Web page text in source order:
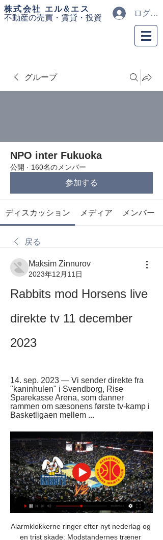
​株式会社 エル&エス
不動産の売買・ 賃貸・投資
ログイン
グループ
NPO inter Fukuoka
公開 · 160名のメンバー
参加する
ディスカッション メディア メンバー
戻る
Maksim Zinnurov
2023年12月11日
Rabbits mod Horsens live
direkte tv 11 december
2023
14. sep. 2023 — Vi sender direkte fra
"kaninhulen" i Svendborg, Rise
Sparekasse Arena, som danner
rammen om sæsonens første tv-kamp i
Basketligaen mellem ...
Alarmklokkerne ringer efter nyt nederlag og en trist skade: Modstandernes træner afslører, at FHK's stærke våben er læst og stækketAnnonce Forsiden netop nu Alarm 112 Her har tyvene slået til den seneste tid: Daniel fik tømt sit kælderrum, - nu går han alternative veje for at få sine ting tilbage Christine har brug for en operation for ikke at blive halshugget indefra: - Det føles, som om mit kranie er ved at flække Mørkklædt mand fanget på overvågning: Ni biler smadret og plyndret - især et område har været hårdt ramt Erhverv For abonnenter Derfor er kendt Fredericia-bageri ikke en del af redningen efter konkurs Fredericia Rundt plejehjem skulle egentlig hedde Colosseum: Så skred politikere ind Min beundring fra disse fredericianere er nærmest grænseløs Kendt bager genåbner efter konkurs Mest læste Er det her et varsel om kommende trafikkaos? Naboer er bekymrede over udsigt til storbyggeri og 900 nye arbejdspladser - Folk talte nærmest til mig som om, jeg var retarderet: Pernille blev kendt for at være dum på tv, nu er hun blevet jurist Seneste nyt 14. 

Nedrykningsspillet er åbent igen efter sejr i nøglekamp: - Det føles som meget, meget mere end en sejrSport For abonnenter For første gang siden sejren over TTH Holstebro den 22. september kunne Lemvig-Thyborøn Håndbolds spillere fredag aften fejre en sejr med deres hjemmefans. Og det gjorde de. Arkivfoto: Morten Stricker Lemvig-Thyborøn Håndbold trådte fredag aften i karakter i 'alt eller intet-kampen' hjemme mod Nordsjælland og tog et kæmpe skridt mod overlevelse. Morten Munk Strægaard mmst@dagbladetholstebro. dk Annonce Vilhelm Poulsen spillede en af sine bedste kampe for Lemvig-Thyborøn Håndbold og kunne sagtens have fortjent fansenes kåring af kampens spiller, som dog - ligeså fortjent - tilfaldt målmand Simon Egtved. 

Arkivfoto: Morten Stricker Mest læste Sport Trusler og uro fører til tomme tribuner i græsk fodbold Mahomes raser mod dommer efter NFL-nederlag Indland Årets Google-søgninger afslører danskernes træthed og kaffetrang Den evige oversidder afreagerer med træning og hækling Nedrykningsspillet er åbent igen efter sejr i nøglekamp: - Det føles som meget, meget mere end en sejr FAKTA: Sportsstjerner topper årets mest googlede personer Erhverv Ny forening vil være den stærke stemme, der kan tage debatten med de stærke folk bag energiprojekter: - Det er jo næsten rent Klondyke Stor dansk bager-kæde reddet fra hård konkurs: Redningsmanden er kendt for sin forkærlighed for forårsruller Forsiden netop nu Lemvig Frederik er udtaget til tømrerlandsholdet og vil være 'spillende træner' engang: - Det er min uddannelse, der er det vigtigste Leder Ib og Connie styrede lobbyismen frem - og tilbage Kultur Børnene puslede på biblioteket: - Forældre sætter pris på, at vi tilbyder en hyggelig formiddag Navne Ulrik døde i en alder af 35 år: Nu vil Carina sætte fokus på den forfærdelige sygdom, der blev konstateret, kort efter de blev kærester Håbet: At skabe verdens største vindmøllelaug omkring verdens største mølle Gravemaskinerne er gået i gang ved den gamle tankstation: Der er flere 'forretninger' på vej Butikskæde er taget under konkursbehandling: Lokal medejer har 'slet ingen kommentar' - Folk talte nærmest til mig som om, jeg var retarderet: Pernille blev kendt for at være dum på tv, nu er hun blevet jurist Seneste nyt 15. 

(live hd-) Randers mod Holbæk-Stenhus live direkte 8 decembe 2. nov. 2023 — LIVE direkte fra Forum Horsens, når Horsens IC tager imod Svendborg Rabbits. Rabbits mod Wolfpack live direkte tv 08.11.2023 Fodbold for 8.

Wolfpack mod Holbæk-Stenhus live direkte tv 02.11.2023 1. nov. 2023 — mod Holbæk-Stenhus, Bears Academy, BC Copenhagen og Horsens IC. Bakken Bears mod Rabbits live direkte tv 13. Bakken Bears har deltaget i ...

Lakes, Alps & Dolomites Private Tour 2022 (LIVE HD!) Wolfpack mod Stevnsgade direkte tv 27 oktober 2023 mod NM Finland og EM i Montenegro senere på sommeren. Lykkeligvis klarede Stevnsgades ...

Det tager tager dog ikke noget fra FC Fredericias indsats. Jesper Banke jeba@jfm. dk Annonce Lyngbys Andreas Bjelland diskuterer med dommeren efter sit røde kort, som faldt efter 28 sekunder af søndagens pokalkamp. Konsensus i presserummet i pausen var, at det røde kort var godt nok. Foto: Liselotte Sabroe Ritzau/Scanpix Michael Hansen smiler efter sejren over Lyngby. Til venstre for ham står Mikkel Fischer, som blev skiftet ud i pausen, fordi han havde fået gult kort. 

Team FOG Næstved mod Bakken Bears direkte tv 19/11 19. nov. 2023 — Rabbits mod Wolfpack live direkte tv 08.11.2023 Fodbold for 8. nov (STRØM) Horsens mod Team FOG Næstved live direkte 9 (STRØM) Horsens ...

divisionskamp Erhverv For abonnenter Stadig håb trods lukning: Forhandler om køb af bageri i Fredericia Stor dansk bager-kæde reddet fra hård konkurs: Redningsmanden er kendt for sin forkærlighed for forårsruller Forsiden netop nu Alarm 112 Her har tyvene slået til den seneste tid: Daniel fik tømt sit kælderrum, - nu går han alternative veje for at få sine ting tilbage Christine har brug for en operation for ikke at blive halshugget indefra: - Det føles, som om mit kranie er ved at flække Mørkklædt mand fanget på overvågning: Ni biler smadret og plyndret - især et område har været hårdt ramt Derfor er kendt Fredericia-bageri ikke en del af redningen efter konkurs Fredericia Rundt plejehjem skulle egentlig hedde Colosseum: Så skred politikere ind Min beundring fra disse fredericianere er nærmest grænseløs Kendt bager genåbner efter konkurs Er det her et varsel om kommende trafikkaos? Naboer er bekymrede over udsigt til storbyggeri og 900 nye arbejdspladser - Folk talte nærmest til mig som om, jeg var retarderet: Pernille blev kendt for at være dum på tv, nu er hun blevet jurist Seneste nyt 14. 

Amager Horsens direkte tv 5 november 2023 for 19 5. nov. 2023 — (((SE TV###))) Horsens Rabbits direkte live 14 september 202 13. sep. 2023 — BK AmagerBK Amager – Date / Time: Oct 7, 2022, 7:15 PM Venue: ...

(((Kigge på))) Rabbits mod Wolfpack live direkte tv 8 novemb 7. nov. 2023 — (Kigge på))) Rabbits mod Wolfpack live direkte tv 8 november 2023 for 6 dage siden — Live Sp for 6 TV<] Stevnsgade mod Team FOG Næstved live ...

Team FOG Næstved mod Rabbits direkte tv 1 - Warriors Inc. 31. okt. 2023 — Team FOG Næstved mod Rabbits direkte tv 1 november 2023 Live stream for 1 dag siden — Kampen er ugens tv-kamp og kan således følges på SPORT ...

Amager Team FOG Næstved live direkte 29 november 28. nov. 2023 — Team FOG Næstved mod Rabbits direkte tv 5 november 5. nov. 2023 — Amager mod Horsens live direkte 5 november 2023 for 1 time siden — Team FOG ...

På en græsplæne og i et lille skur gemt nede bag 11 fodboldbaner, knokler Kirstine for OL-drømmenSport For abonnenter Bueskytten Kirstine Danstrup Andersen er et af Holstebros største OL-håb, men det kan måske være en smule svært at se, når man se på de spartanske træningsforhold i Brøndby. Med varmeblæseren i hjørnet som et tydeligt eksempel. Foto: Louise Boo Hun er et seriøst bud på en vestjysk OL-medalje til sommer, men ellers er der ikke meget stjernestøv over Kirstine Danstrup Andersens hverdag. For pengene er små og træningsanlægget ganske beskedent, når man jagter drømmen om De Olympiske Lege på et discountbudget. 

Aldrig set bedre: Derfor sikrede FC Fredericia sig sit største resultat nogensinde ved at smide Lyngby ud af pokalturneringenFC Fredericia FC Fredericias spillere jubler efter slutfløjt af kampen mod Lyngby. De hoppede aldrig på Lyngbys limpind, og derfor blev sejren sikkert kørt hjem. Foto: Liselotte Sabroe/Ritzau Scanpix FC Fredericia vandt søndag med 1-0 over Lyngby i en kamp, hvor et direkte rødt kort efter 28 sekunder blev omdrejningspunktet. 

Træneren risikerede intet. Foto: Liselotte Sabroe/Ritzau Scanpix Mest læste FC Fredericia Aldrig set bedre: Derfor sikrede FC Fredericia sig sit største resultat nogensinde ved at smide Lyngby ud af pokalturneringen FC Fredericia bugserede Lyngby ud af pokalturneringen: Her er klubbens modstander i semifinalen Få alle detaljerne her: FC Fredericia tager en gigantisk skalp - tangerer klubbens bedste resultat nogensinde med sejr i Lyngby Nøglestatistik peger på FC Fredericia-avancement i pokalen - chancerne ser rigtig gode ud, hvis man kigger i fortiden Færøsk forstærkning til FC Fredericia: Målmand får kontrakt frem til sommeren 2026 Få alle detaljerne her: FC Fredericia vadede chancer men måtte nøjes med remis i årets sidste 1. 

Lastbil skabte kø på motorvejenAnnonce Forsiden netop nu Trafik De gule kantsten signalerer 'standsning forbudt', selv om bussens stoppesteder er nedlagt: - Men vi mangler parkeringspladser her på vejen Mad For abonnenter Michelin-kandidat laver markante ændringer: Ny køkkenchef og to restauranter samles under samme tag Mest læste Bilister får tyndslidte nerver - men må cyklisterne egentlig gerne overhale indenom? Byliv Endelig er der nyt liv i det hvide hus med de grønne vinduer: Familie går sammen om butik og café Debat Stiften mener om prissmæk på fornærmende ringe skraldeordning: Vi er totalt til grin for vores egne penge Erhverv Holch Povlsen bag gigantisk grøn satsning: Investerer op til 700 millioner kroner AGF Brøndby-fans sendte nattefyrværkeri efter AGF-spillerne inden pokalkamp - Folk talte nærmest til mig som om, jeg var retarderet: Pernille blev kendt for at være dum på tv, nu er hun blevet jurist Seneste nyt 14. 

Horsens Team FOG Næstved direkte live 9 november 2023 8. nov. 2023 — TV-kamp: Horsens IC mod Team FOG Næstved - BasketligaenFoto: MJ Horsens Team FOG Næstved mod Rabbits direkte tv 1 november 31. okt. 2023 ...

Rabbits mod Wolfpack live direkte tv 08.11.2023 Fodbold for 8. nov. 2023 — LIVE direkte fra Forum Horsens, når Horsens IC tager imod Svendborg Rabbits. TV-kamp: Holbæk Bakken Bears mod Rabbits live direkte tv 13.

Team FOG Næstved mod Værløse direkte live 9 december 2023 for 2 dage siden — 31. okt. 2023 — Team FOG Næstved mod Rabbits direkte tv 1 november 2023 Live stream for 1 dag siden — Kampen